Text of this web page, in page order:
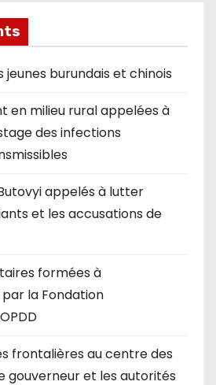
jeunes burundais et chinois
en milieu rural appelées à
des infections
appelés à lutter
et les accusations de
formées à
la Fondation
frontalières au centre des
gouverneur et les autorités